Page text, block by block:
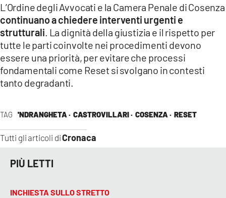
TAG 'NDRANGHETA · CASTROVILLARI · COSENZA · RESET
Tutti gli articoli diCronaca
L’Ordine degli Avvocati e la Camera Penale di Cosenza
continuano a chiedere interventi urgenti e
strutturali . La dignità della giustizia e il rispetto per
tutte le parti coinvolte nei procedimenti devono
essere una priorità, per evitare che processi
fondamentali come Reset si svolgano in contesti
tanto degradanti.
PIÙ LETTI
INCHIESTA SULLO STRETTO